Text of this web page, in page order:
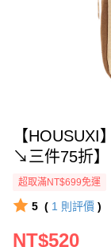
【
↘三件75折】
超取滿NT$699免運
5 ( 1 則評價 )
NT$520